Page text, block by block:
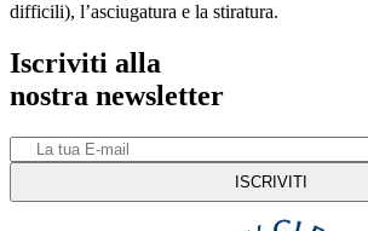
difficili), l’asciugatura e la stiratura.
Iscriviti alla
nostra newsletter